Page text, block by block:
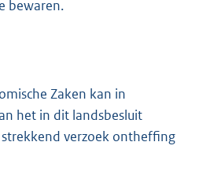
bewaren.
Zaken kan in
het in dit landsbesluit
verzoek ontheffing